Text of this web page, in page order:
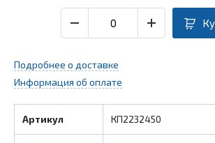
Подробнее о доставке
Информация об оплате
Артикул КП2232450